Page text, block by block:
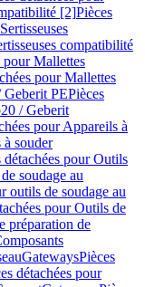
[2]Pièces
Sertisseuses
compatibilité
pour Mallettes
pour Mallettes
PEPièces
/ Geberit
pour Appareils à
à souder
détachées pour Outils
soudage au
outils de soudage au
pour Outils de
préparation de
GatewaysPièces
détachées pour